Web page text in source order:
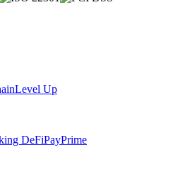
Level Up
DeFiPayPrime